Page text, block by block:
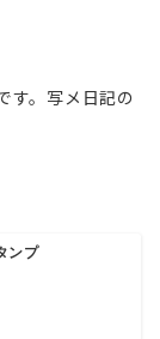
す。写メ日記の
ンプ